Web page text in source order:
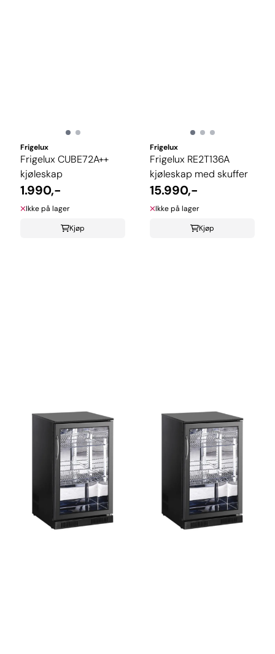
Frigelux
Frigelux CUBE72A++
kjøleskap
1.990,-
Ikke på lager
Kjøp
Frigelux
Frigelux RE2T136A
kjøleskap med skuffer
15.990,-
Ikke på lager
Kjøp